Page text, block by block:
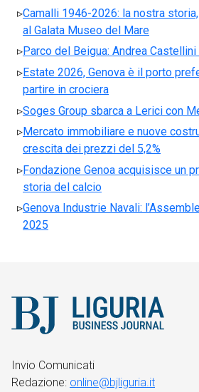
Camalli 1946-2026: la nostra
al Galata Museo del Mare
Parco del Beigua: Andrea
Estate 2026, Genova è il porto
partire in crociera
Soges Group sbarca a Lerici con
Mercato immobiliare e nuove
crescita dei prezzi del 5,2%
Fondazione Genoa acquisisce un
storia del calcio
Genova Industrie Navali:
2025
Invio Comunicati
Redazione: online@bjliguria.it